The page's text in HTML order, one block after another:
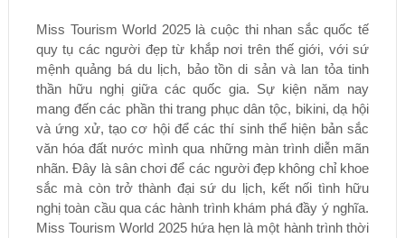
Miss Tourism World 2025 là cuộc thi nhan sắc quốc tế
quy tụ các người đẹp từ khắp nơi trên thế giới, với sứ
mệnh quảng bá du lịch, bảo tồn di sản và lan tỏa tinh
thần hữu nghị giữa các quốc gia. Sự kiện năm nay
mang đến các phần thi trang phục dân tộc, bikini, dạ hội
và ứng xử, tạo cơ hội để các thí sinh thể hiện bản sắc
văn hóa đất nước mình qua những màn trình diễn mãn
nhãn. Đây là sân chơi để các người đẹp không chỉ khoe
sắc mà còn trở thành đại sứ du lịch, kết nối tình hữu
nghị toàn cầu qua các hành trình khám phá đầy ý nghĩa.
Miss Tourism World 2025 hứa hẹn là một hành trình thời